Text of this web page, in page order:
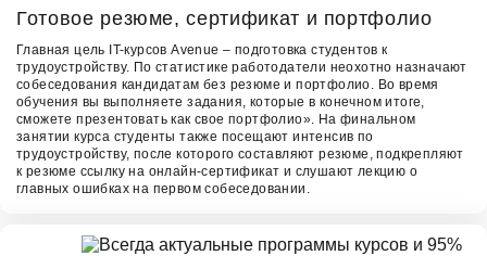
Student» и содействие в трудоустройстве в одну из IT-
компаний - наших партнёров.
Онлайн обучение и закрытая платформа для студентов
Если территориально Вы находитесь не в Москве или СПБ, но
хотите стать нашим студентом у Вас есть возможность пройти
курс обучения Онлайн. Онлайн-формат обучения доступен
для всех курсов.
Сразу после начала обучения на курсе, все студенты
раздаточный материал и пересматривать пройденные уроки в
Готовое резюме, сертификат и портфолио
Главная цель IT-курсов Avenue – подготовка студентов к
трудоустройству. По статистике работодатели неохотно назначают
собеседования кандидатам без резюме и портфолио. Во время
обучения вы выполняете задания, которые в конечном итоге,
сможете презентовать как свое портфолио». На финальном
занятии курса студенты также посещают интенсив по
трудоустройству, после которого составляют резюме, подкрепляют
к резюме ссылку на онлайн-сертификат и слушают лекцию о
главных ошибках на первом собеседовании.